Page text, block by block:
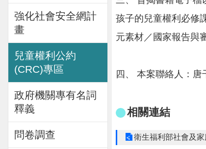
強化社會安全網計
畫
兒童權利公約
(CRC)專區
政府機關專有名詞
釋義
問卷調查
孩子的兒童權利必修
元素材／國家報告與
四、 本案聯絡人：唐
相關連結
衛生福利部社會及